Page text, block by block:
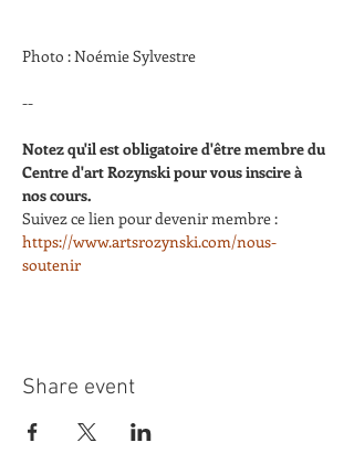
Photo : Noémie Sylvestre
--
Notez qu'il est obligatoire d'être membre du
Centre d'art Rozynski pour vous inscire à
nos cours.
Suivez ce lien pour devenir membre :
https://www.artsrozynski.com/nous-
soutenir
Share event